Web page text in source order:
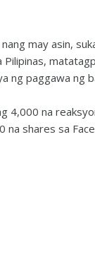
may asin,
Pilipinas,
ng paggawa ng
4,000 na
shares sa